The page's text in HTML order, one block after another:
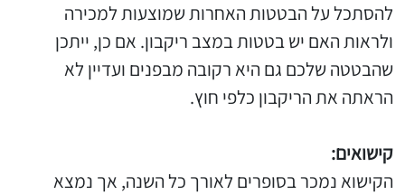
להסתכל על הבטטות האחרות שמוצעות למכירה
ולראות האם יש בטטות במצב ריקבון. אם כן, ייתכן
שהבטטה שלכם גם היא רקובה מבפנים ועדיין לא
הראתה את הריקבון כלפי חוץ.
קישואים:
הקישוא נמכר בסופרים לאורך כל השנה, אך נמצא